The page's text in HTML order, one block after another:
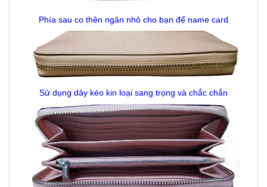
Phía sau co thên ngăn nhỏ cho bạn để name card
Sử dụng dây kéo kin loại sang trọng và chắc chắn